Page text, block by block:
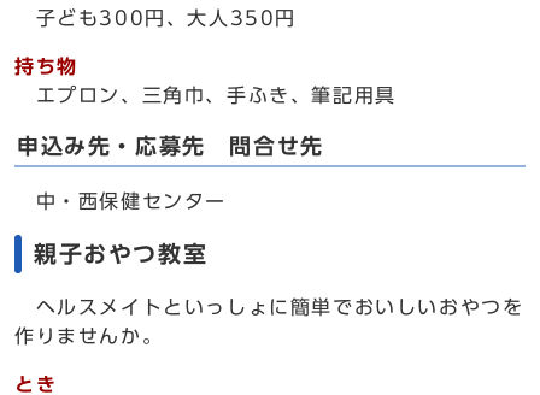
子ども300円、大人350円
持ち物
エプロン、三角巾、手ふき、筆記用具
申込み先・応募先 問合せ先
中・西保健センター
親子おやつ教室
ヘルスメイトといっしょに簡単でおいしいおやつを
作りませんか。
とき